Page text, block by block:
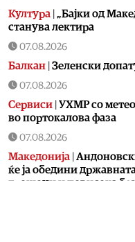
Култура | „Бајки од
станува лектира
07.08.2026
Балкан | Зеленски
07.08.2026
Сервиси | УХМР со
во портокалова фаза
07.08.2026
Македонија |
ќе ја обедини
трошоци и повисока